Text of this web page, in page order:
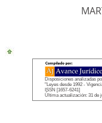
Disposiciones analizadas
"Leyes desde 1992 -
ISSN [1657-6241]
Última actualización: 31 de